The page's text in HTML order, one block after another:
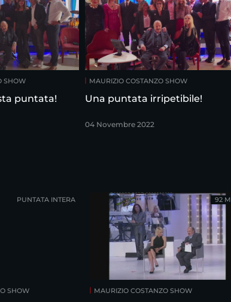
SHOW
puntata!
MAURIZIO COSTANZO SHOW
Una puntata irripetibile!
04 Novembre 2022
SHOW
PUNTATA INTERA
MAURIZIO COSTANZO SHOW
92